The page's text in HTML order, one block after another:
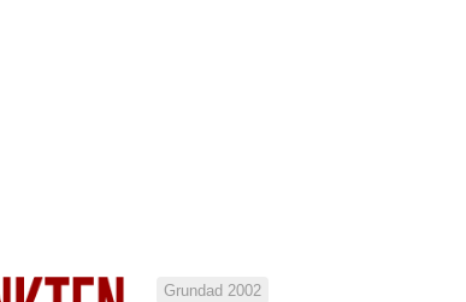
Grundad 2002